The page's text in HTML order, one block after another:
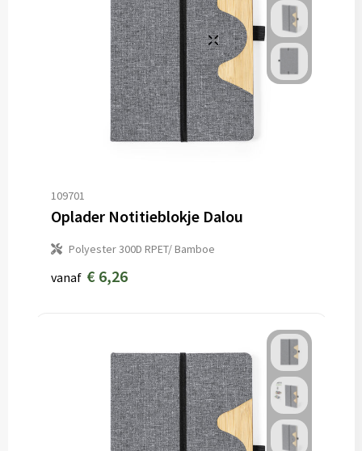
109701
Oplader Notitieblokje Dalou
Polyester 300D RPET/ Bamboe
vanaf € 6,26